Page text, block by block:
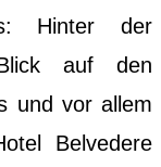
Hinter der
auf den
und vor allem
Belvedere